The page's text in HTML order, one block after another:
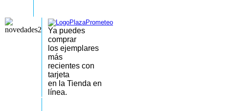
Ya puedes
comprar
los ejemplares
más
recientes con
tarjeta
en la Tienda en
línea.